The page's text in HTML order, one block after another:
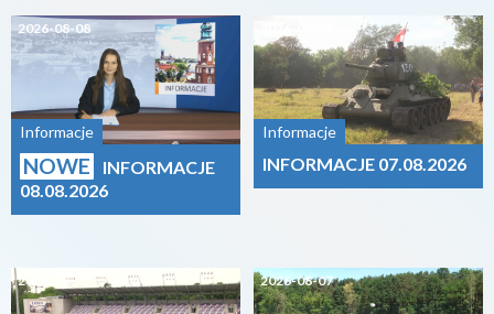
2026-08-08
Informacje
NOWE
INFORMACJE
08.08.2026
2026-08-07
Informacje
INFORMACJE 07.08.2026
2026-08-07